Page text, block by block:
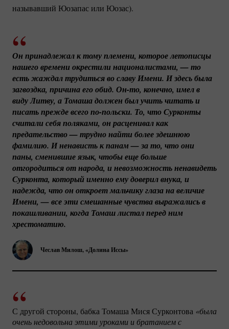
называвший Юозапас или Юозас).
Чеслав Милош, «Долина Иссы»
Он принадлежал к тому племени, которое летописцы
нашего времени окрестили националистами, — то
есть жаждал трудиться во славу Имени. И здесь была
загвоздка, причина его обид. Он-то, конечно, имел в
виду Литву, а Томаша должен был учить читать и
писать прежде всего по-польски. То, что Сурконты
считали себя поляками, он расценивал как
предательство — трудно найти более здешнюю
фамилию. И ненависть к панам — за то, что они
паны, сменившие язык, чтобы еще больше
отгородиться от народа, и невозможность ненавидеть
Сурконта, который именно ему доверил внука, и
надежда, что он откроет мальчику глаза на величие
Имени, — все эти смешанные чувства выражались в
покашливании, когда Томаш листал перед ним
хрестоматию.
С другой стороны, бабка Томаша Мися Сурконтова «была
очень недовольна этими уроками и братанием с